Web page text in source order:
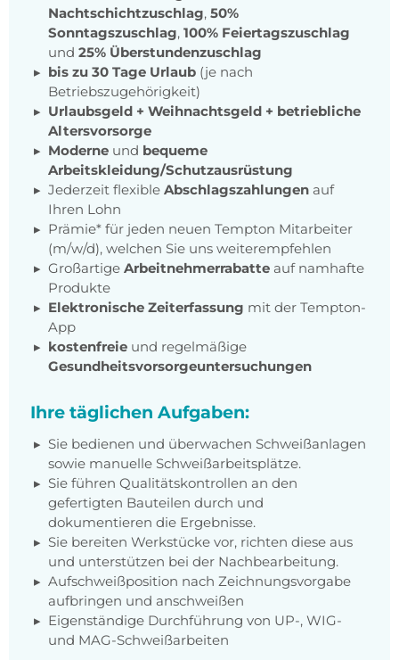
Nachtschichtzuschlag, 50%
Sonntagszuschlag, 100% Feiertagszuschlag
und 25% Überstundenzuschlag
bis zu 30 Tage Urlaub (je nach
Betriebszugehörigkeit)
Urlaubsgeld + Weihnachtsgeld + betriebliche
Altersvorsorge
Moderne und bequeme
Arbeitskleidung/Schutzausrüstung
Jederzeit flexible Abschlagszahlungen auf
Ihren Lohn
Prämie* für jeden neuen Tempton Mitarbeiter
(m/w/d), welchen Sie uns weiterempfehlen
Großartige Arbeitnehmerrabatte auf namhafte
Produkte
Elektronische Zeiterfassung mit der Tempton-
App
kostenfreie und regelmäßige
Gesundheitsvorsorgeuntersuchungen
Ihre täglichen Aufgaben:
Sie bedienen und überwachen Schweißanlagen
sowie manuelle Schweißarbeitsplätze.
Sie führen Qualitätskontrollen an den
gefertigten Bauteilen durch und
dokumentieren die Ergebnisse.
Sie bereiten Werkstücke vor, richten diese aus
und unterstützen bei der Nachbearbeitung.
Aufschweißposition nach Zeichnungsvorgabe
aufbringen und anschweißen
Eigenständige Durchführung von UP-, WIG-
und MAG-Schweißarbeiten